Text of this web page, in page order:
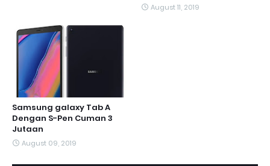
August 11, 2019
Samsung galaxy Tab A
Dengan S-Pen Cuman 3
Jutaan
August 09, 2019